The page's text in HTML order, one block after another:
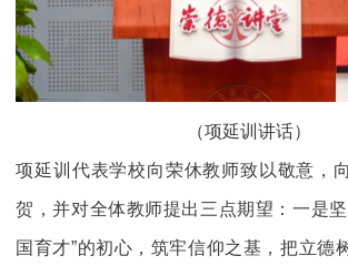
（项延训讲话）
项延训代表学校向荣休教师致以敬意，
贺，并对全体教师提出三点期望：一是
国育才”的初心，筑牢信仰之基，把立德